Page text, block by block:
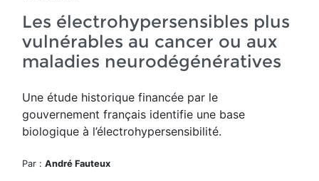
Les électrohypersensibles plus
vulnérables au cancer ou aux
maladies neurodégénératives
Une étude historique financée par le
gouvernement français identifie une base
biologique à l’électrohypersensibilité.
Par : André Fauteux